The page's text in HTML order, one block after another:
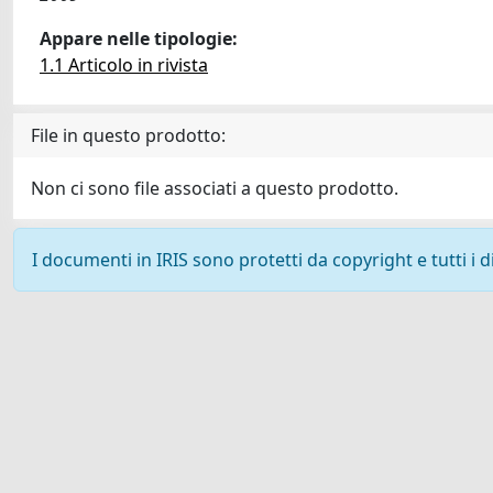
Appare nelle tipologie:
1.1 Articolo in rivista
File in questo prodotto:
Non ci sono file associati a questo prodotto.
I documenti in IRIS sono protetti da copyright e tutti i